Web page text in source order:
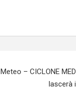
Meteo – CICLONE
lascerà